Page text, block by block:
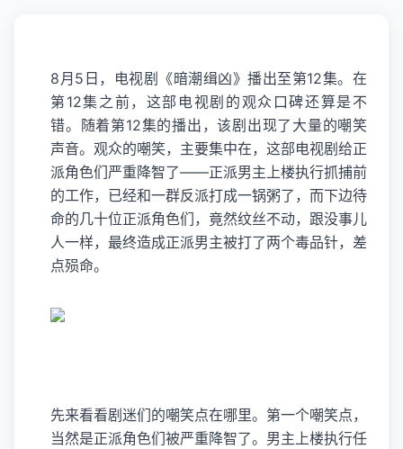
8月5日，电视剧《暗潮缉凶》播出至第12集。在
第12集之前，这部电视剧的观众口碑还算是不
错。随着第12集的播出，该剧出现了大量的嘲笑
声音。观众的嘲笑，主要集中在，这部电视剧给正
派角色们严重降智了——正派男主上楼执行抓捕前
的工作，已经和一群反派打成一锅粥了，而下边待
命的几十位正派角色们，竟然纹丝不动，跟没事儿
人一样，最终造成正派男主被打了两个毒品针，差
点殒命。
先来看看剧迷们的嘲笑点在哪里。第一个嘲笑点，
当然是正派角色们被严重降智了。男主上楼执行任